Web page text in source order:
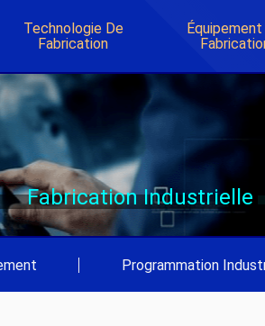
Technologie De
Fabrication
Fabrication Industrielle
Programmation